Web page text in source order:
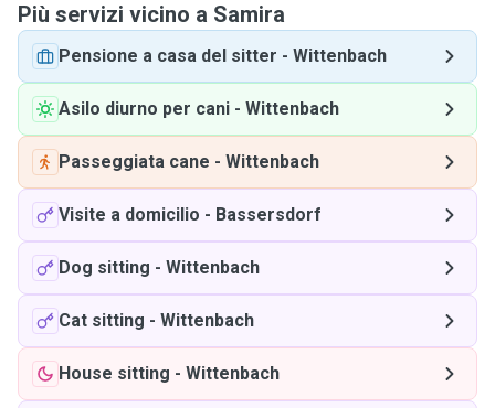
Più servizi vicino a Samira
Pensione a casa del sitter - Wittenbach
Asilo diurno per cani - Wittenbach
Passeggiata cane - Wittenbach
Visite a domicilio - Bassersdorf
Dog sitting - Wittenbach
Cat sitting - Wittenbach
House sitting - Wittenbach